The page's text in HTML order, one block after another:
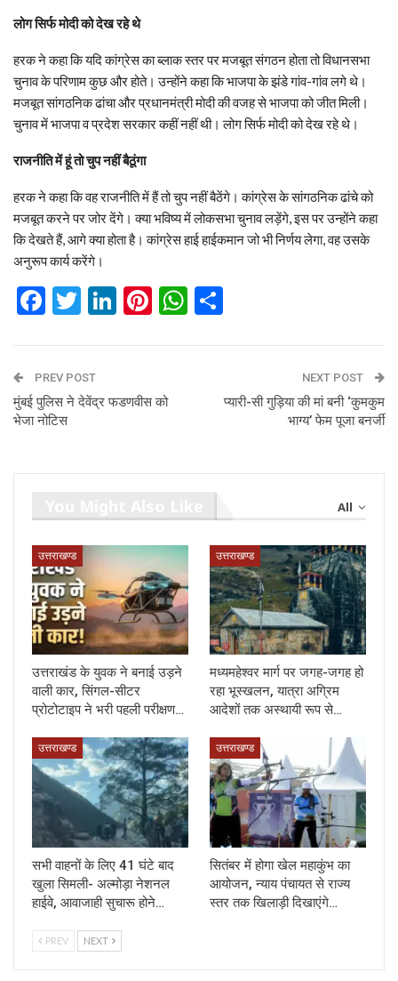
लोग सिर्फ मोदी को देख रहे थे
हरक ने कहा कि यदि कांग्रेस का ब्लाक स्तर पर मजबूत संगठन होता तो विधानसभा
चुनाव के परिणाम कुछ और होते। उन्होंने कहा कि भाजपा के झंडे गांव-गांव लगे थे।
मजबूत सांगठनिक ढांचा और प्रधानमंत्री मोदी की वजह से भाजपा को जीत मिली।
चुनाव में भाजपा व प्रदेश सरकार कहीं नहीं थी। लोग सिर्फ मोदी को देख रहे थे।
राजनीति में हूं तो चुप नहीं बैठूंगा
हरक ने कहा कि वह राजनीति में हैं तो चुप नहीं बैठेंगे। कांग्रेस के सांगठनिक ढांचे को
मजबूत करने पर जोर देंगे। क्या भविष्य में लोकसभा चुनाव लड़ेंगे, इस पर उन्होंने कहा
कि देखते हैं, आगे क्या होता है। कांग्रेस हाई हाईकमान जो भी निर्णय लेगा, वह उसके
अनुरूप कार्य करेंगे।
Facebook
Twitter
LinkedIn
Pinterest
WhatsApp
PREV POST
मुंबई पुलिस ने देवेंद्र फडणवीस को
भेजा नोटिस
NEXT POST
प्यारी-सी गुड़िया की मां बनी ‘कुमकुम
भाग्य’ फेम पूजा बनर्जी
All
उत्तराखण्ड
उत्तराखंड के युवक ने बनाई उड़ने
वाली कार, सिंगल-सीटर
प्रोटोटाइप ने भरी पहली परीक्षण…
उत्तराखण्ड
मध्यमहेश्वर मार्ग पर जगह-जगह हो
रहा भूस्खलन, यात्रा अग्रिम
आदेशों तक अस्थायी रूप से…
उत्तराखण्ड
सभी वाहनों के लिए 41 घंटे बाद
खुला सिमली- अल्मोड़ा नेशनल
हाईवे, आवाजाही सुचारू होने…
उत्तराखण्ड
सितंबर में होगा खेल महाकुंभ का
आयोजन, न्याय पंचायत से राज्य
स्तर तक खिलाड़ी दिखाएंगे…
PREV NEXT